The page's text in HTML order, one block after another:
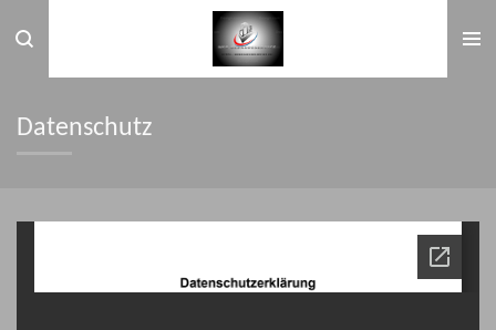
Hauptinhalt
springen
Datenschutz